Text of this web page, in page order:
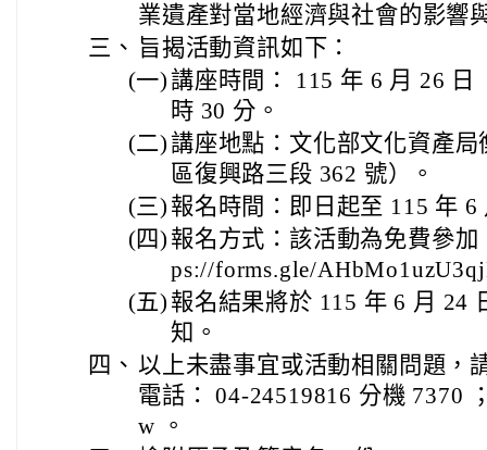
業遺產對當地經濟與社會的影響
三、 旨揭活動資訊如下：
(一)講座時間： 115 年 6 月 26 日
時 30 分。
(二)講座地點：文化部文化資產
區復興路三段 362 號）。
(三) 報名時間：即日起至 115 年
(四) 報名方式：該活動為免費參
ps://forms.gle/
(五) 報名結果將於 115 年 6 月 24
知。
四、 以上未盡事宜或活動相關問題，
電話： 04-24519816 分機 7370
w 。